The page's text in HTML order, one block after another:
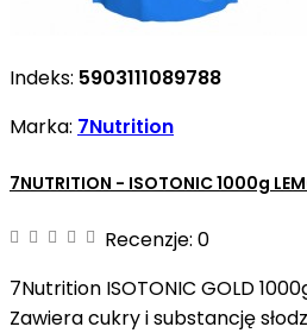
Indeks: 5903111089788
Marka: 7Nutrition
7NUTRITION - ISOTONIC 1000g
Recenzje: 0
7Nutrition ISOTONIC GOLD
Zawiera cukry i substancję